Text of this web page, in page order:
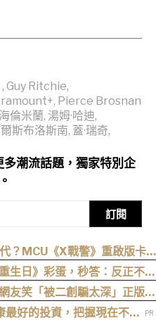
, Guy Ritchie,
, Pierce Brosnan
海倫米蘭, 湯姆·哈迪,
斯布洛斯南, 蓋·瑞奇,
潮流話題，獨家特別企
訂閱
？MCU《X戰警》重啟版卡
最新爆料整理
生日》彩蛋，秒答：反正不是
友笑「被二創騙太深」正版沒
片全看完
好的投資，把握現在不嫌